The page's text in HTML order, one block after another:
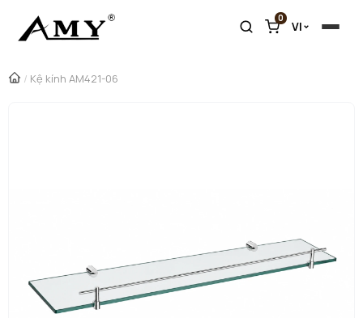
0
VI
/ Kệ kính AM421-06